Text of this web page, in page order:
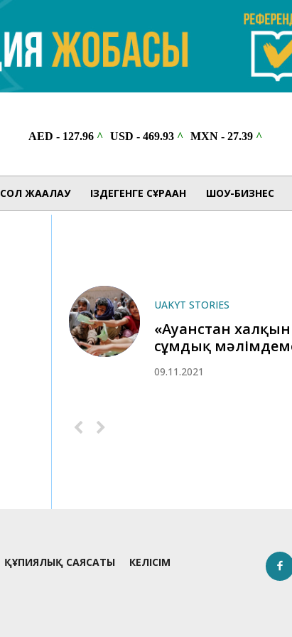
СОЛ ЖАҒАЛАУ ІЗДЕГЕНГЕ СҰРАҒАН ШОУ-БИЗНЕС
UAKYT STORIES
«Ауғанстан
сұмдық
09.11.2021
ҚҰПИЯЛЫҚ САЯСАТЫ КЕЛІСІМ